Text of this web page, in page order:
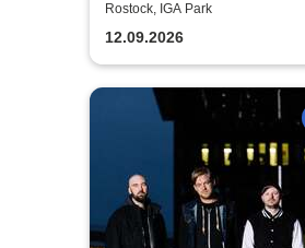
Rostock, IGA Park
12.09.2026